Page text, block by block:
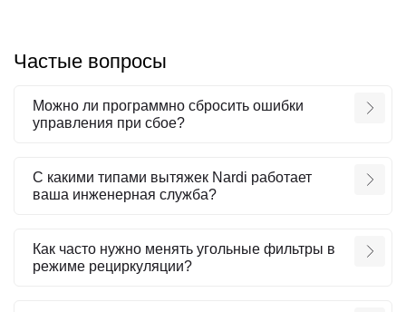
Частые вопросы
Можно ли программно сбросить ошибки
управления при сбое?
С какими типами вытяжек Nardi работает
ваша инженерная служба?
Как часто нужно менять угольные фильтры в
режиме рециркуляции?